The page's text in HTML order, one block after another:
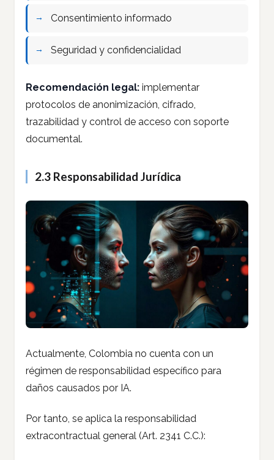
Consentimiento informado
Seguridad y confidencialidad
Recomendación legal: implementar
protocolos de anonimización, cifrado,
trazabilidad y control de acceso con soporte
documental.
2.3 Responsabilidad Jurídica
Actualmente, Colombia no cuenta con un
régimen de responsabilidad específico para
daños causados por IA.
Por tanto, se aplica la responsabilidad
extracontractual general (Art. 2341 C.C.):